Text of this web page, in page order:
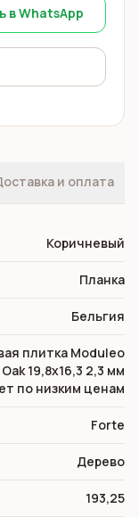
в WhatsApp
и оплата
Коричневый
Планка
Бельгия
плитка Moduleo
19,8x16,3 2,3 мм
по низким ценам
Forte
Дерево
193,25